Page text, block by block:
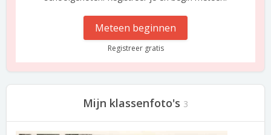
Meteen beginnen
Registreer gratis
Mijn klassenfoto's 3